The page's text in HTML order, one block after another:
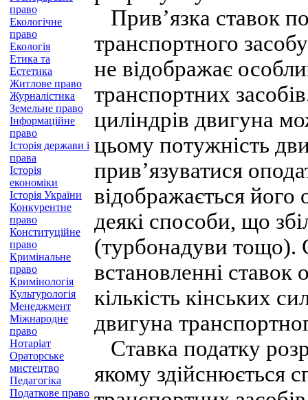
право
Екологічне
право
Екологія
Етика та
Естетика
Житлове право
Журналістика
Земельне право
Інформаційне
право
Історія держави і
права
Історія
економіки
Історія України
Конкурентне
право
Конституційне
право
Кримінальне
право
Кримінологія
Культурологія
Менеджмент
Міжнародне
право
Нотаріат
Ораторське
мистецтво
Педагогіка
Податкове право
Прив’язка ставок
транспортного
не відображає
транспортних
циліндрів двигуна
цьому потужність
прив’язуватися
відображається його
деякі способи, що
(турбонадуви тощо).
встановленні ставок
кількість кінських
двигуна
Ставка податку
якому здійснюється